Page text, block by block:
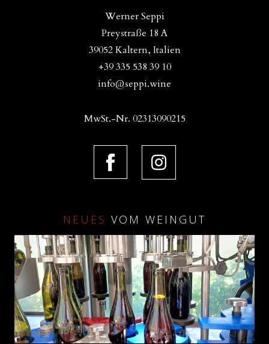
Werner Seppi
Preystraße 18 A
39052 Kaltern, Italien
+39 335 538 39 10
info@seppi.wine
MwSt.-Nr. 02313090215
NEUES VOM WEINGUT